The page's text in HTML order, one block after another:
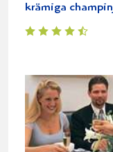
krämiga